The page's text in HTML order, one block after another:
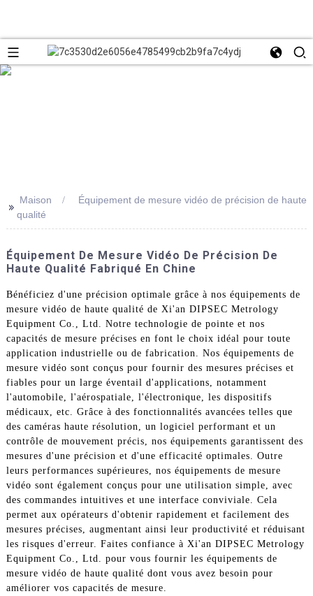
>> Maison
Équipement de mesure vidéo de précision de haute
qualité
Équipement De Mesure Vidéo De Précision De
Haute Qualité Fabriqué En Chine
Bénéficiez d'une précision optimale grâce à nos équipements de
mesure vidéo de haute qualité de Xi'an DIPSEC Metrology
Equipment Co., Ltd. Notre technologie de pointe et nos
capacités de mesure précises en font le choix idéal pour toute
application industrielle ou de fabrication. Nos équipements de
mesure vidéo sont conçus pour fournir des mesures précises et
fiables pour un large éventail d'applications, notamment
l'automobile, l'aérospatiale, l'électronique, les dispositifs
médicaux, etc. Grâce à des fonctionnalités avancées telles que
des caméras haute résolution, un logiciel performant et un
contrôle de mouvement précis, nos équipements garantissent des
mesures d'une précision et d'une efficacité optimales. Outre
leurs performances supérieures, nos équipements de mesure
vidéo sont également conçus pour une utilisation simple, avec
des commandes intuitives et une interface conviviale. Cela
permet aux opérateurs d'obtenir rapidement et facilement des
mesures précises, augmentant ainsi leur productivité et réduisant
les risques d'erreur. Faites confiance à Xi'an DIPSEC Metrology
Equipment Co., Ltd. pour vous fournir les équipements de
mesure vidéo de haute qualité dont vous avez besoin pour
améliorer vos capacités de mesure.